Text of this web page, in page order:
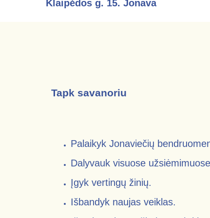
Klaipėdos g. 15. Jonava
Tapk savanoriu
Palaikyk Jonaviečių
Dalyvauk visuose
Įgyk vertingų žinių.
Išbandyk naujas veiklas.